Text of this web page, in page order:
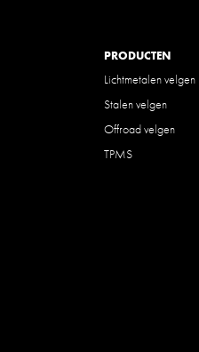
PRODUCTEN
Lichtmetalen velgen
Stalen velgen
Offroad velgen
TPMS